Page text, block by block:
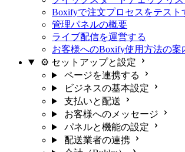
Boxifyで注文プロセスをテスト
管理パネルの概要
ライブ配信を運営する
お客様へのBoxify使用方法の案
⚙️ セットアップと設定
ページを連携する
ビジネスの基本設定
支払いと配送
お客様へのメッセージ
パネルと機能の設定
配送業者の連携